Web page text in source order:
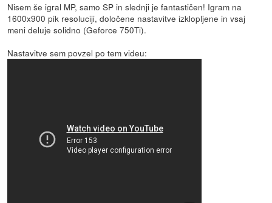
Nisem še igral MP, samo SP in slednji je fantastičen! Igram na
1600x900 pik resoluciji, določene nastavitve izklopljene in vsaj
meni deluje solidno (Geforce 750Ti).
Nastavitve sem povzel po tem videu: